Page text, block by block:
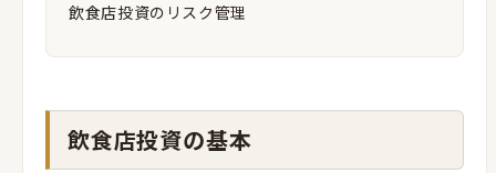
飲食店投資のリスク管理
飲食店投資の基本